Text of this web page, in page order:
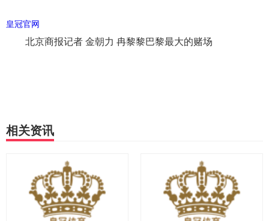
皇冠官网
北京商报记者 金朝力 冉黎黎巴黎最大的赌场
相关资讯